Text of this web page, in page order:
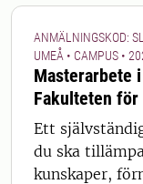
ANMÄLNINGSKOD:
UMEÅ • CAMPUS •
Masterarbete
Fakulteten
Ett
du ska
kunskaper,